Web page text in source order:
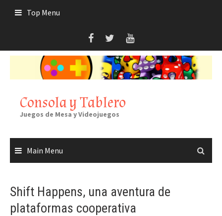
Top Menu
Consola y Tablero
Juegos de Mesa y Videojuegos
Main Menu
Shift Happens, una aventura de
plataformas cooperativa